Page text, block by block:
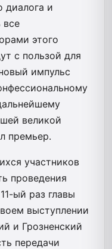
диалога и
все
этого
с пользой для
импульс
великой
премьер.
участников
проведения
ый раз главы
выступлении
и Грозненский
передачи